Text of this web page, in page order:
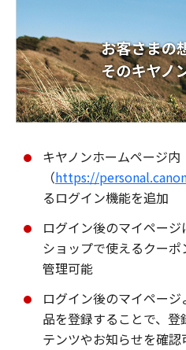
キヤノンホームページ
（https://
るログイン機能を追加
ログイン後のマイペー
ショップで使えるクー
管理可能
ログイン後のマイペー
品を登録することで、
テンツやお知らせを確認